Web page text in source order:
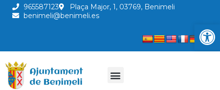
965587123
Plaça Major, 1, 03769, Benimeli
benimeli@benimeli.es